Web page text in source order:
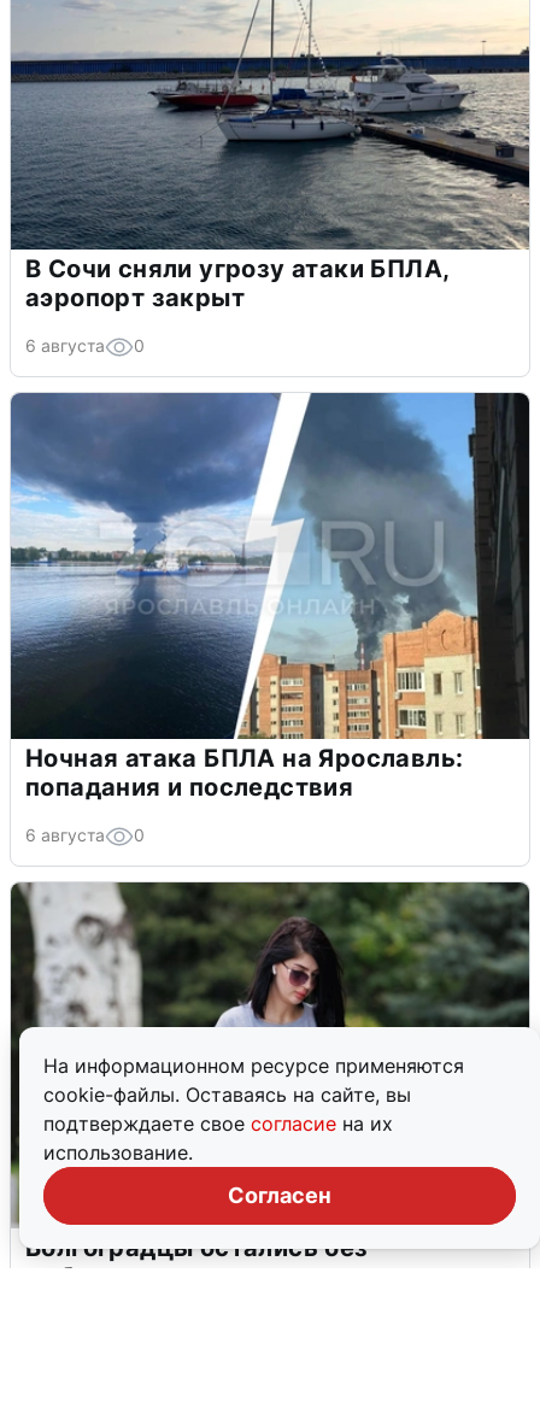
На информационном ресурсе применяются
cookie-файлы. Оставаясь на сайте, вы
подтверждаете свое согласие на их
использование.
Согласен
В Сочи сняли угрозу атаки БПЛА,
аэропорт закрыт
6 августа 0
Ночная атака БПЛА на Ярославль:
попадания и последствия
6 августа 0
Волгоградцы остались без
мобильного интернета